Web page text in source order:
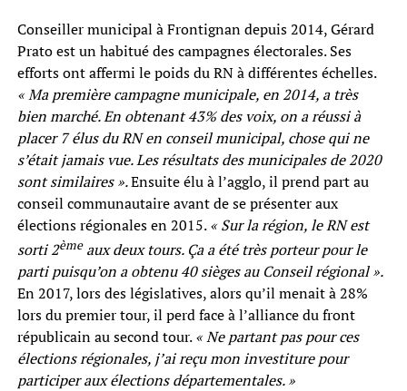
Conseiller municipal à Frontignan depuis 2014, Gérard
Prato est un habitué des campagnes électorales. Ses
efforts ont affermi le poids du RN à différentes échelles.
« Ma première campagne municipale, en 2014, a très
bien marché. En obtenant 43% des voix, on a réussi à
placer 7 élus du RN en conseil municipal, chose qui ne
s’était jamais vue. Les résultats des municipales de 2020
sont similaires ».Ensuite élu à l’agglo, il prend part au
conseil communautaire avant de se présenter aux
élections régionales en 2015.« Sur la région, le RN est
sorti 2èmeaux deux tours. Ça a été très porteur pour le
parti puisqu’on a obtenu 40 sièges au Conseil régional ».
En 2017, lors des législatives, alors qu’il menait à 28%
lors du premier tour, il perd face à l’alliance du front
républicain au second tour.« Ne partant pas pour ces
élections régionales, j’ai reçu mon investiture pour
participer aux élections départementales. »